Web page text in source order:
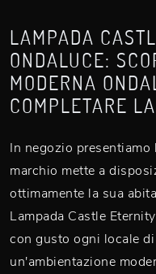
LAMPADA
ONDALUCE:
MODERNA
COMPLETARE
In negozio
marchio mette a
ottimamente la sua
Lampada Castle
con gusto ogni locale
un'ambientazione